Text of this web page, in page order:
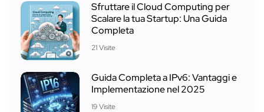
Sfruttare il Cloud Computing per
Scalare la tua Startup: Una Guida
Completa
21 Visite
Guida Completa a IPv6: Vantaggi e
Implementazione nel 2025
19 Visite